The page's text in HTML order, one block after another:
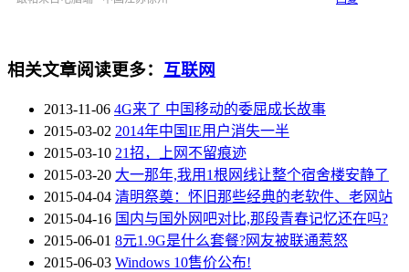
相关文章阅读更多： 互联网
2013-11-06 4G来了 中国移动的委屈成长故事
2015-03-02 2014年中国IE用户消失一半
2015-03-10 21招，上网不留痕迹
2015-03-20 大一那年,我用1根网线让整个宿舍楼安静了
2015-04-04 清明祭奠：怀旧那些经典的老软件、老网站
2015-04-16 国内与国外网吧对比,那段青春记忆还在吗?
2015-06-01 8元1.9G是什么套餐?网友被联通惹怒
2015-06-03 Windows 10售价公布!